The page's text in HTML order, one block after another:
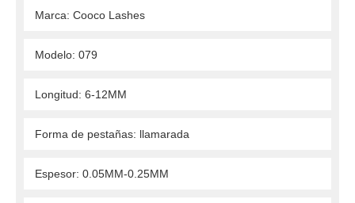
Marca: Cooco Lashes
Modelo: 079
Longitud: 6-12MM
Forma de pestañas: llamarada
Espesor: 0.05MM-0.25MM